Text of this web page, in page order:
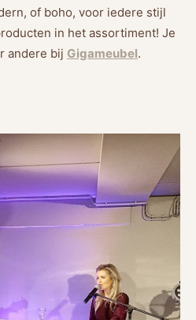
of boho, voor iedere stijl
in het assortiment! Je
andere bij Gigameubel.